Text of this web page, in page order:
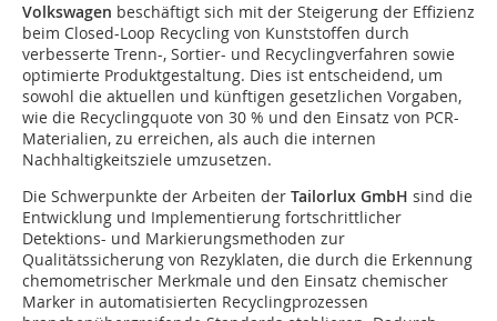
Volkswagen beschäftigt sich mit der Steigerung der Effizienz
beim Closed-Loop Recycling von Kunststoffen durch
verbesserte Trenn-, Sortier- und Recyclingverfahren sowie
optimierte Produktgestaltung. Dies ist entscheidend, um
sowohl die aktuellen und künftigen gesetzlichen Vorgaben,
wie die Recyclingquote von 30 % und den Einsatz von PCR-
Materialien, zu erreichen, als auch die internen
Nachhaltigkeitsziele umzusetzen.
Die Schwerpunkte der Arbeiten der Tailorlux GmbH sind die
Entwicklung und Implementierung fortschrittlicher
Detektions- und Markierungsmethoden zur
Qualitätssicherung von Rezyklaten, die durch die Erkennung
chemometrischer Merkmale und den Einsatz chemischer
Marker in automatisierten Recyclingprozessen